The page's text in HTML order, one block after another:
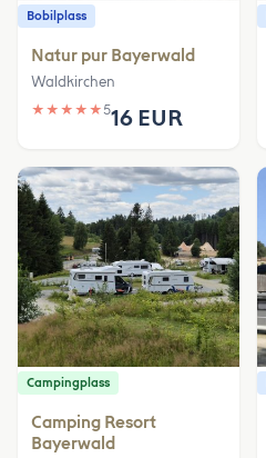
Bobilplass
Natur pur Bayerwald
Waldkirchen
★ ★ ★ ★ ★516 EUR
Campingplass
Camping Resort
Bayerwald